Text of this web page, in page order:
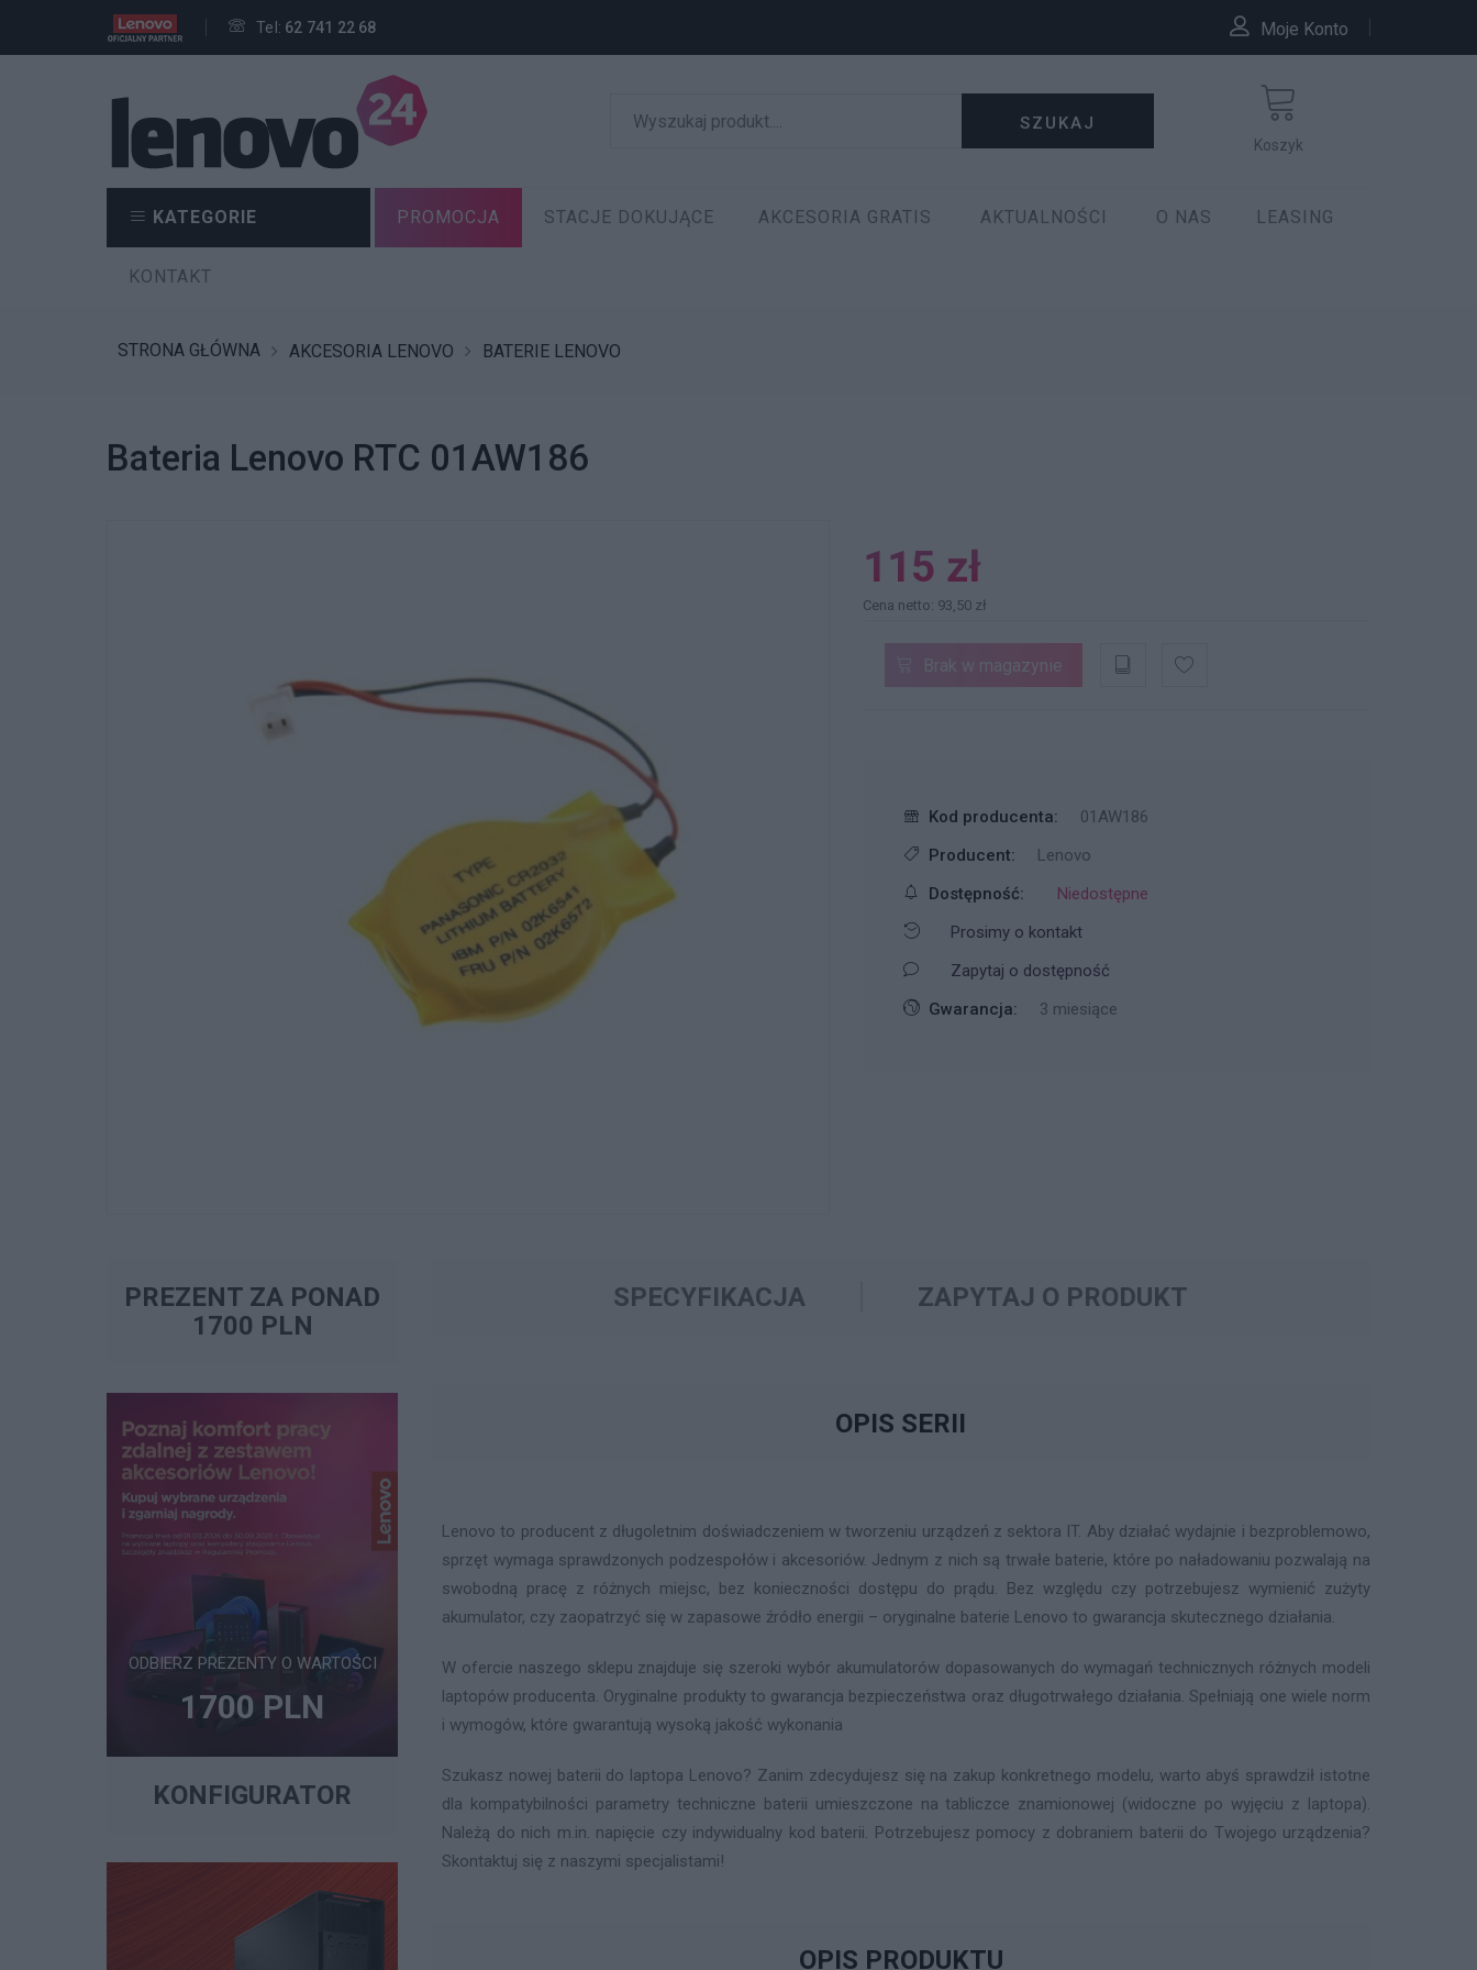
Tel: 62 741 22 68 Moje Konto
SZUKAJ
Koszyk
KATEGORIE PROMOCJA STACJE DOKUJĄCE AKCESORIA GRATIS AKTUALNOŚCI O NAS LEASING
KONTAKT
STRONA GŁÓWNA AKCESORIA LENOVO BATERIE LENOVO
Bateria Lenovo RTC 01AW186
115 zł
Cena netto: 93,50 zł
Brak w magazynie
Kod producenta:
01AW186
Producent:
Lenovo
Dostępność:
Niedostępne
Prosimy o kontakt
Zapytaj o dostępność
Gwarancja:
3 miesiące
PREZENT ZA PONAD
1700 PLN
ODBIERZ PREZENTY O WARTOŚCI
1700 PLN
KONFIGURATOR
SPECYFIKACJA ZAPYTAJ O PRODUKT
OPIS SERII
Lenovo to producent z długoletnim doświadczeniem w tworzeniu urządzeń z sektora IT. Aby działać wydajnie i bezproblemowo,
sprzęt wymaga sprawdzonych podzespołów i akcesoriów. Jednym z nich są trwałe baterie, które po naładowaniu pozwalają na
swobodną pracę z różnych miejsc, bez konieczności dostępu do prądu. Bez względu czy potrzebujesz wymienić zużyty
akumulator, czy zaopatrzyć się w zapasowe źródło energii – oryginalne baterie Lenovo to gwarancja skutecznego działania.
W ofercie naszego sklepu znajduje się szeroki wybór akumulatorów dopasowanych do wymagań technicznych różnych modeli
laptopów producenta. Oryginalne produkty to gwarancja bezpieczeństwa oraz długotrwałego działania. Spełniają one wiele norm
i wymogów, które gwarantują wysoką jakość wykonania
Szukasz nowej baterii do laptopa Lenovo? Zanim zdecydujesz się na zakup konkretnego modelu, warto abyś sprawdził istotne
dla kompatybilności parametry techniczne baterii umieszczone na tabliczce znamionowej (widoczne po wyjęciu z laptopa).
Należą do nich m.in. napięcie czy indywidualny kod baterii. Potrzebujesz pomocy z dobraniem baterii do Twojego urządzenia?
Skontaktuj się z naszymi specjalistami!
OPIS PRODUKTU